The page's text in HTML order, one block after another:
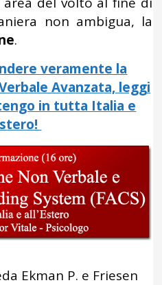
non ambigua, la
.
veramente la
Avanzata, leggi
in tutta Italia e
Ekman P. e Friesen